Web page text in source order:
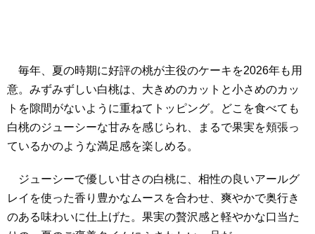
毎年、夏の時期に好評の桃が主役のケーキを2026年も用
意。みずみずしい白桃は、大きめのカットと小さめのカッ
トを隙間がないように重ねてトッピング。どこを食べても
白桃のジューシーな甘みを感じられ、まるで果実を頬張っ
ているかのような満足感を楽しめる。
ジューシーで優しい甘さの白桃に、相性の良いアールグ
レイを使った香り豊かなムースを合わせ、爽やかで奥行き
のある味わいに仕上げた。果実の贅沢感と軽やかな口当た